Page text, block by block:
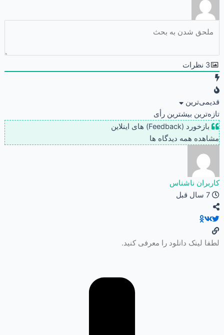
3 نظرات
قدیمی‌ترین
تازه‌ترین بیشترین رأی
بازخورد (Feedback) های اینلاین
مشاهده همه دیدگاه ها
کاربران ناشناس
7 سال قبل
لطفا لینک دانلود را معرفی کنید.